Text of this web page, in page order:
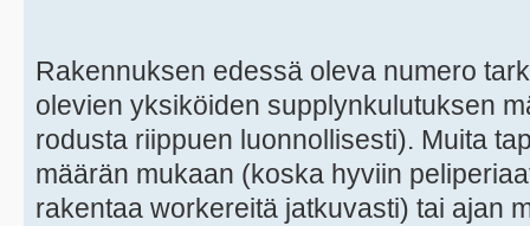
Rakennuksen edessä oleva numero
olevien yksiköiden supplynkulutuksen
rodusta riippuen luonnollisesti). Muita
määrän mukaan (koska hyviin
rakentaa workereitä jatkuvasti) tai ajan